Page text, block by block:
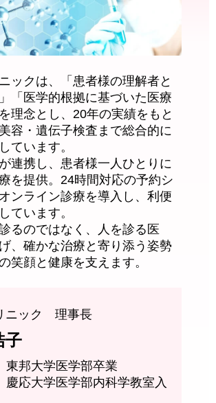
ックは、「患者様の理解者と
「医学的根拠に基づいた医療
理念とし、20年の実績をもと
容・遺伝子検査まで総合的に
ています。
連携し、患者様一人ひとりに
を提供。24時間対応の予約シ
ンライン診療を導入し、利便
ています。
診るのではなく、人を診る医
、確かな治療と寄り添う姿勢
笑顔と健康を支えます。
ニック 理事長
東邦大学医学部卒業
慶応大学医学部内科学教室入